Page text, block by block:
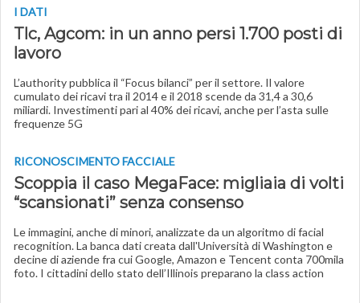
I DATI
Tlc, Agcom: in un anno persi 1.700 posti di
lavoro
L’authority pubblica il “Focus bilanci” per il settore. Il valore
cumulato dei ricavi tra il 2014 e il 2018 scende da 31,4 a 30,6
miliardi. Investimenti pari al 40% dei ricavi, anche per l’asta sulle
frequenze 5G
RICONOSCIMENTO FACCIALE
Scoppia il caso MegaFace: migliaia di volti
“scansionati” senza consenso
Le immagini, anche di minori, analizzate da un algoritmo di facial
recognition. La banca dati creata dall'Università di Washington e
decine di aziende fra cui Google, Amazon e Tencent conta 700mila
foto. I cittadini dello stato dell’Illinois preparano la class action